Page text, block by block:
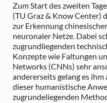
Zum Start des zweiten
(TU Graz & Know Center)
zur Erkennung
neuronaler Netze. Dabei
zugrundliegenden
Konzepte wie Faltungen
Networks (CNNs) sehr
andererseits gelang es ihm
dieser humanistische
zugrundeliegenden